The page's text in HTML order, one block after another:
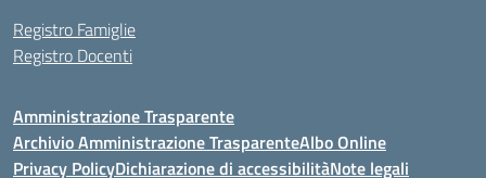
Registro Famiglie
Registro Docenti
Amministrazione Trasparente
Archivio Amministrazione TrasparenteAlbo Online
Privacy PolicyDichiarazione di accessibilitàNote legali